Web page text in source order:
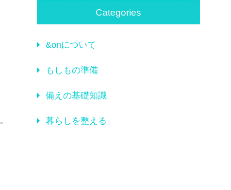
Categories
&onについて
もしもの準備
備えの基礎知識
暮らしを整える